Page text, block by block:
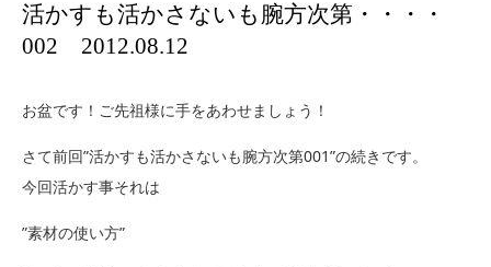
活かすも活かさないも腕方次第・・・・
002 2012.08.12
お盆です！ご先祖様に手をあわせましょう！
さて前回”活かすも活かさないも腕方次第001”の続きです。
今回活かす事それは
”素材の使い方”